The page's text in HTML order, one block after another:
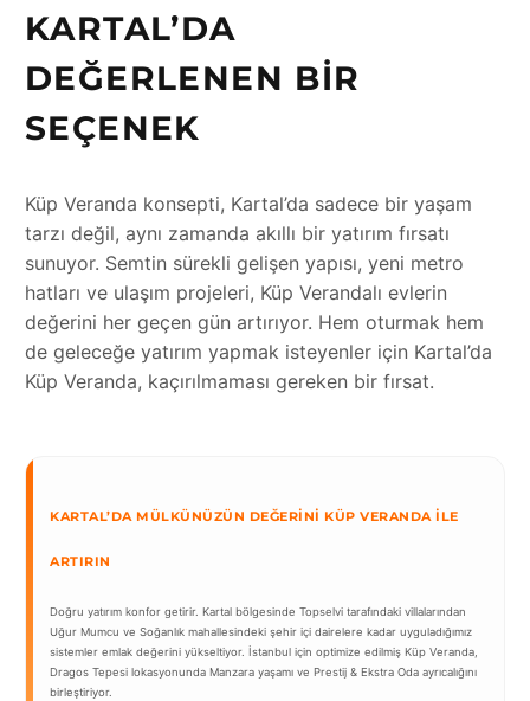
KARTAL’DA
DEĞERLENEN BIR
SEÇENEK
Küp Veranda konsepti, Kartal’da sadece bir yaşam
tarzı değil, aynı zamanda akıllı bir yatırım fırsatı
sunuyor. Semtin sürekli gelişen yapısı, yeni metro
hatları ve ulaşım projeleri, Küp Verandalı evlerin
değerini her geçen gün artırıyor. Hem oturmak hem
de geleceğe yatırım yapmak isteyenler için Kartal’da
Küp Veranda, kaçırılmaması gereken bir fırsat.
KARTAL’DA MÜLKÜNÜZÜN DEĞERINI KÜP VERANDA İLE
ARTIRIN
Doğru yatırım konfor getirir. Kartal bölgesinde Topselvi tarafındaki villalarından
Uğur Mumcu ve Soğanlık mahallesindeki şehir içi dairelere kadar uyguladığımız
sistemler emlak değerini yükseltiyor. İstanbul için optimize edilmiş Küp Veranda,
Dragos Tepesi lokasyonunda Manzara yaşamı ve Prestij & Ekstra Oda ayrıcalığını
birleştiriyor.